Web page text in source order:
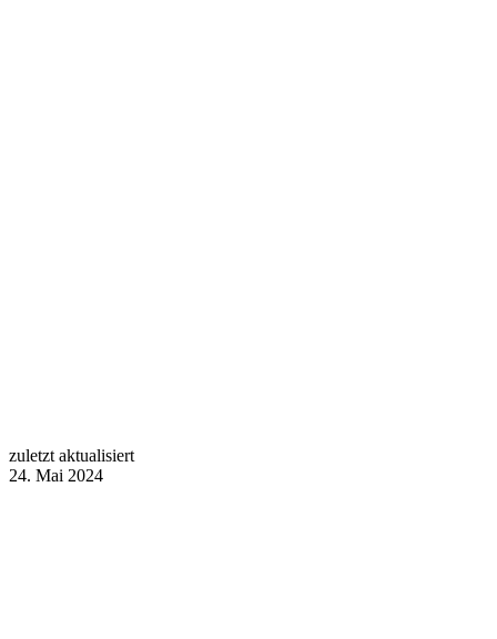
zuletzt aktualisiert
24. Mai 2024